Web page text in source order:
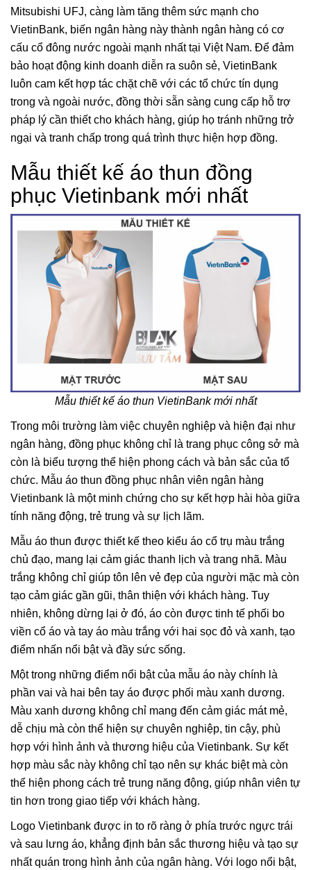
Mitsubishi UFJ, càng làm tăng thêm sức mạnh cho
VietinBank, biến ngân hàng này thành ngân hàng có cơ
cấu cổ đông nước ngoài mạnh nhất tại Việt Nam. Để đảm
bảo hoạt động kinh doanh diễn ra suôn sẻ, VietinBank
luôn cam kết hợp tác chặt chẽ với các tổ chức tín dụng
trong và ngoài nước, đồng thời sẵn sàng cung cấp hỗ trợ
pháp lý cần thiết cho khách hàng, giúp họ tránh những trở
ngại và tranh chấp trong quá trình thực hiện hợp đồng.
Mẫu thiết kế áo thun đồng
phục Vietinbank mới nhất
Mẫu thiết kế áo thun VietinBank mới nhất
Trong môi trường làm việc chuyên nghiệp và hiện đại như
ngân hàng, đồng phục không chỉ là trang phục công sở mà
còn là biểu tượng thể hiện phong cách và bản sắc của tổ
chức. Mẫu áo thun đồng phục nhân viên ngân hàng
Vietinbank là một minh chứng cho sự kết hợp hài hòa giữa
tính năng động, trẻ trung và sự lịch lãm.
Mẫu áo thun được thiết kế theo kiểu áo cổ trụ màu trắng
chủ đạo, mang lại cảm giác thanh lịch và trang nhã. Màu
trắng không chỉ giúp tôn lên vẻ đẹp của người mặc mà còn
tạo cảm giác gần gũi, thân thiện với khách hàng. Tuy
nhiên, không dừng lại ở đó, áo còn được tinh tế phối bo
viền cổ áo và tay áo màu trắng với hai sọc đỏ và xanh, tạo
điểm nhấn nổi bật và đầy sức sống.
Một trong những điểm nổi bật của mẫu áo này chính là
phần vai và hai bên tay áo được phối màu xanh dương.
Màu xanh dương không chỉ mang đến cảm giác mát mẻ,
dễ chịu mà còn thể hiện sự chuyên nghiệp, tin cậy, phù
hợp với hình ảnh và thương hiệu của Vietinbank. Sự kết
hợp màu sắc này không chỉ tạo nên sự khác biệt mà còn
thể hiện phong cách trẻ trung năng động, giúp nhân viên tự
tin hơn trong giao tiếp với khách hàng.
Logo Vietinbank được in to rõ ràng ở phía trước ngực trái
và sau lưng áo, khẳng định bản sắc thương hiệu và tạo sự
nhất quán trong hình ảnh của ngân hàng. Với logo nổi bật,